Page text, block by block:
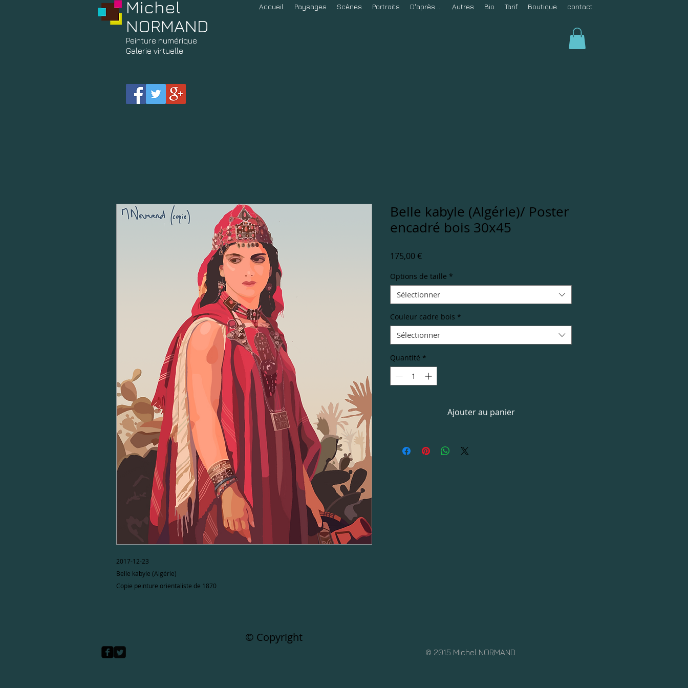
Michel
NORMAND
Peinture numérique
Galerie virtuelle
Accueil Paysages Scènes Portraits D'après ... Autres Bio Tarif Boutique contact
2017-12-23
Belle kabyle (Algérie)
Copie peinture orientaliste de 1870
Belle kabyle (Algérie)/ Poster
encadré bois 30x45
175,00 €Prix
Options de taille *
Sélectionner
Couleur cadre bois *
Sélectionner
Quantité *
Ajouter au panier
© 2015 Michel NORMAND
© Copyright